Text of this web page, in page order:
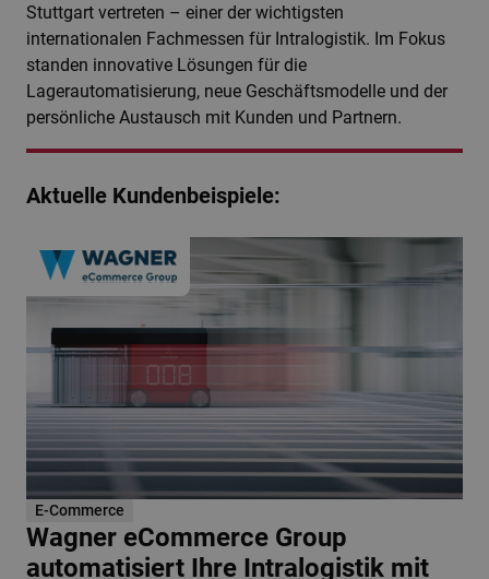
Stuttgart vertreten – einer der wichtigsten
internationalen Fachmessen für Intralogistik. Im Fokus
standen innovative Lösungen für die
Lagerautomatisierung, neue Geschäftsmodelle und der
persönliche Austausch mit Kunden und Partnern.
Aktuelle Kundenbeispiele:
E-Commerce
Wagner eCommerce Group
automatisiert Ihre Intralogistik mit